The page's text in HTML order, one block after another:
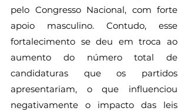
pelo Congresso Nacional, com forte
apoio masculino. Contudo, esse
fortalecimento se deu em troca ao
aumento do número total de
candidaturas que os partidos
apresentariam, o que influenciou
negativamente o impacto das leis